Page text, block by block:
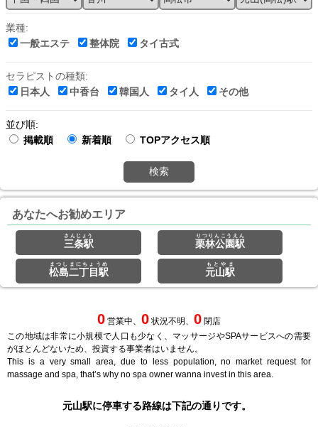
業種:
一般エステ
整体院 タイ古式
セラピストの種類:
日本人
中香台 韓国人 タイ人 その他
並び順:
掲載順
新着順 TOPアクセス順
検索
あなたへお勧めエリア
三条駅
さんじょう
栗林公園駅
りつりんこうえん
松島二丁目駅
まつしまにちょうめ
元山駅
もとやま
0 営業中、 0 状況不明、 0 閉店
この地域は非常に小規模で人口も少なく、マッサージやSPAサービスへの需要
がほとんどないため、投資する事業者はいません。
This is a very small area, due to less population, no market request for
massage and spa, that’s why no spa owner wanna invest in this area.
元山駅に停車する路線は下記の通りです。